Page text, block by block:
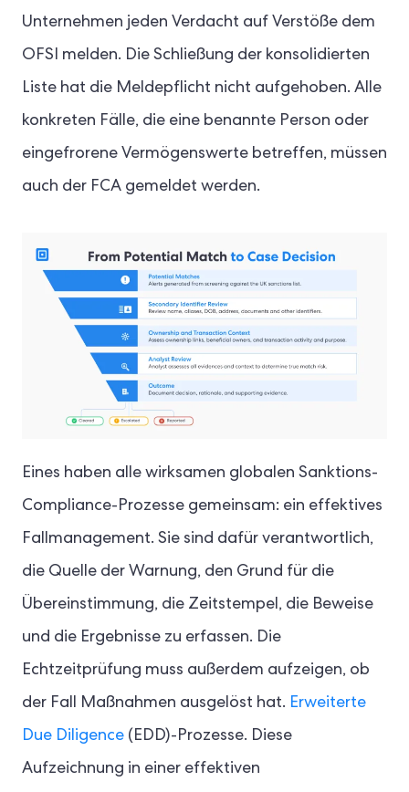
Unternehmen jeden Verdacht auf Verstöße dem
OFSI melden. Die Schließung der konsolidierten
Liste hat die Meldepflicht nicht aufgehoben. Alle
konkreten Fälle, die eine benannte Person oder
eingefrorene Vermögenswerte betreffen, müssen
auch der FCA gemeldet werden.
Eines haben alle wirksamen globalen Sanktions-
Compliance-Prozesse gemeinsam: ein effektives
Fallmanagement. Sie sind dafür verantwortlich,
die Quelle der Warnung, den Grund für die
Übereinstimmung, die Zeitstempel, die Beweise
und die Ergebnisse zu erfassen. Die
Echtzeitprüfung muss außerdem aufzeigen, ob
der Fall Maßnahmen ausgelöst hat. Erweiterte
Due Diligence (EDD)-Prozesse. Diese
Aufzeichnung in einer effektiven